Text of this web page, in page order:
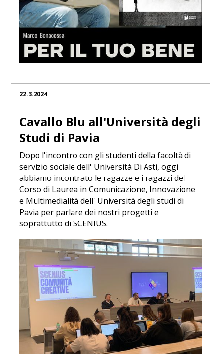
22.3.2024
Cavallo Blu all'Università degli
Studi di Pavia
Dopo l'incontro con gli studenti della facoltà di
servizio sociale dell' Università Di Asti, oggi
abbiamo incontrato le ragazze e i ragazzi del
Corso di Laurea in Comunicazione, Innovazione
e Multimedialità dell' Università degli studi di
Pavia per parlare dei nostri progetti e
soprattutto di SCENIUS.